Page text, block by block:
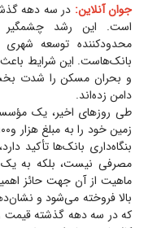
جوان آنلاین:
است. این رشد چشمگیر
محدودکننده توسعه
بانک‌هاست. این شرایط
و بحران مسکن را شدت
دامن زده‌اند.
طی روز‌های اخیر، یک
بنگاه‌داری بانک‌ها تأکید
مصرفی نیست، بلکه به یک
ماهیت از آن جهت حائز
بالا فروخته می‌شود و